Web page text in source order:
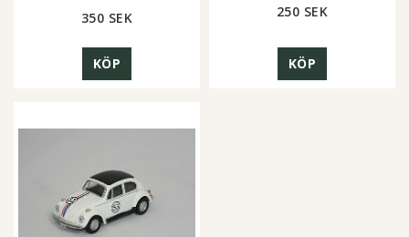
350 SEK
KÖP
250 SEK
KÖP